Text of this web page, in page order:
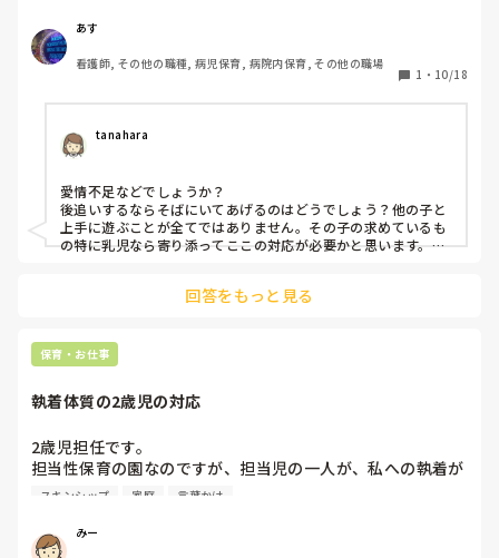
けで自分から他の園児と遊ぼうとしません。何か良い方法
は、ありますか？
あす
看護師, その他の職種, 病児保育, 病院内保育, その他の職場
1 ・ 10/18
tanahara
愛情不足などでしょうか？
後追いするならそばにいてあげるのはどうでしょう？他の子と
上手に遊ぶことが全てではありません。その子の求めているも
の特に乳児なら寄り添ってここの対応が必要かと思います。愛
回答をもっと見る
保育・お仕事
執着体質の2歳児の対応
2歳児担任です。
担当性保育の園なのですが、担当児の一人が、私への執着が
すごいです。
のそばにいたり、スキンシップを図ろうとします。私が他の
子を抱っこしていると、「わたしもだっこ！」と言って抱っ
スキンシップ 家庭 言葉かけ
みー